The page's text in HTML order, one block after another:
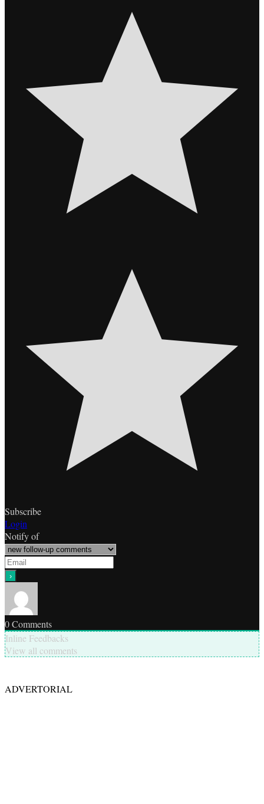
Subscribe
Login
Notify of
0Comments
Inline Feedbacks
View all comments
ADVERTORIAL